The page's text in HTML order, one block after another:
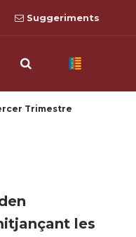
Suggeriments
Trimestre
les